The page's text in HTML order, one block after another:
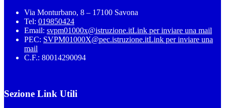
Via Monturbano, 8 – 17100 Savona
Tel: 019850424
Email: svpm01000x@istruzione.itLink per inviare una mail
PEC: SVPM01000X@pec.istruzione.itLink per inviare una
mail
C.F.: 80014290094
Sezione Link Utili